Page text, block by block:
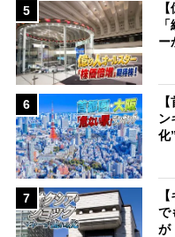
5
ー
6
ン
化
7
で
が